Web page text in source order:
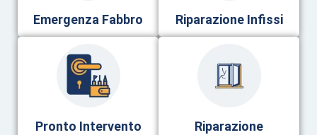
Emergenza Fabbro Riparazione Infissi
Pronto Intervento
Riparazione